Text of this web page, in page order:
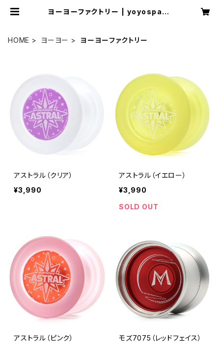
ヨーヨーファクトリー | yoyospace
HOME ヨーヨー ヨーヨーファクトリー
アストラル（クリア）
¥3,990
アストラル（イエロー）
¥3,990
SOLD OUT
アストラル（ピンク）
モズ7075（レッドフェイス）